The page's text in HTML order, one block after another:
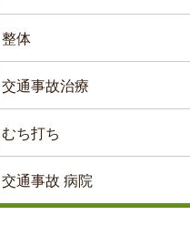
整体
交通事故治療
むち打ち
交通事故 病院